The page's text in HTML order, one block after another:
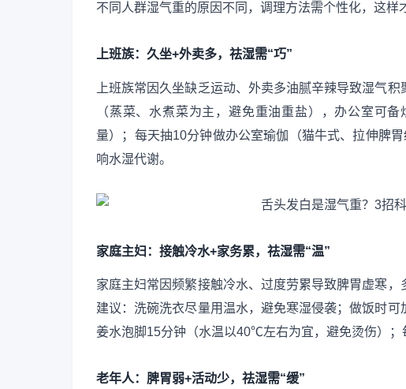
不同人群湿气重的原因不同，调理方法需个性化，这样
上班族：久坐+外卖多，祛湿需“巧”
上班族常因久坐缺乏运动、外卖多油腻辛辣导致湿气
（蒸菜、水煮菜为主，避免重油重盐），办公室可
量）；每天抽10分钟做办公室瑜伽（猫牛式、拉伸脾
响水湿代谢。
家庭主妇：接触冷水+家务累，祛湿需“温”
家庭主妇常因频繁接触冷水、过度劳累导致脾胃虚寒
建议：洗碗洗衣尽量用温水，避免寒湿侵袭；做饭时
姜水泡脚15分钟（水温以40℃左右为宜，避免烫伤）；
老年人：脾胃弱+活动少，祛湿需“缓”